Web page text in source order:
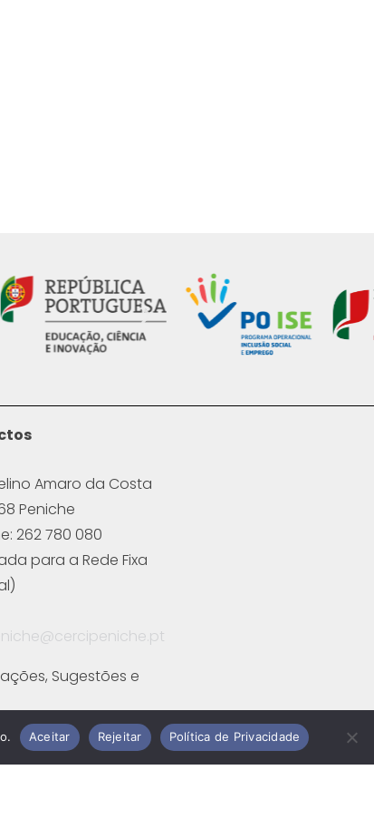
Amaro da Costa
Peniche
262 780 080
para a Rede Fixa
Sugestões e
Candidatura
Contacto
Aceitar Rejeitar Política de Privacidade